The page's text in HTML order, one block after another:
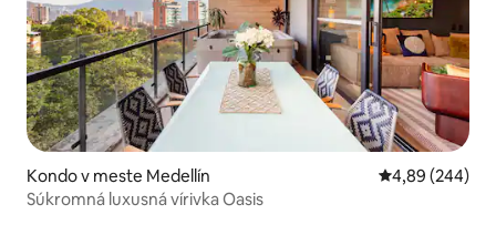
Kondo v meste Medellín Priemerné
4,89 (244)
Súkromná luxusná vírivka Oasis